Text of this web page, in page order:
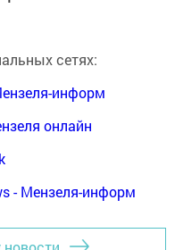
сетях:
информ
онлайн
- Мензеля-информ